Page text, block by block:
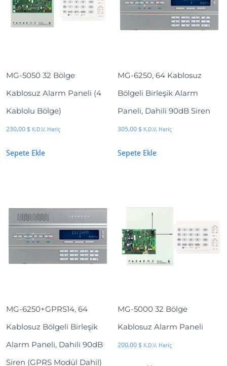
a
d
e
MG-5050 32 Bölge
Kablosuz Alarm Paneli (4
Kablolu Bölge)
230,00 $ K.D.V. Hariç
Sepete Ekle
MG-6250, 64 Kablosuz
Bölgeli Birleşik Alarm
Paneli, Dahili 90dB Siren
305,00 $ K.D.V. Hariç
Sepete Ekle
MG-6250+GPRS14, 64
Kablosuz Bölgeli Birleşik
Alarm Paneli, Dahili 90dB
Siren (GPRS Modül Dahil)
MG-5000 32 Bölge
Kablosuz Alarm Paneli
200,00 $ K.D.V. Hariç